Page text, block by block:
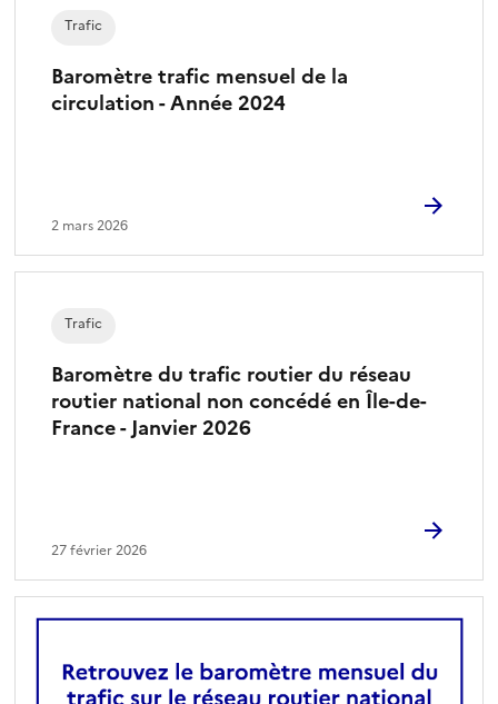
Baromètre trafic mensuel de la
circulation - Année 2024
Trafic
2 mars 2026
Baromètre du trafic routier du réseau
routier national non concédé en Île-de-
France - Janvier 2026
Trafic
27 février 2026